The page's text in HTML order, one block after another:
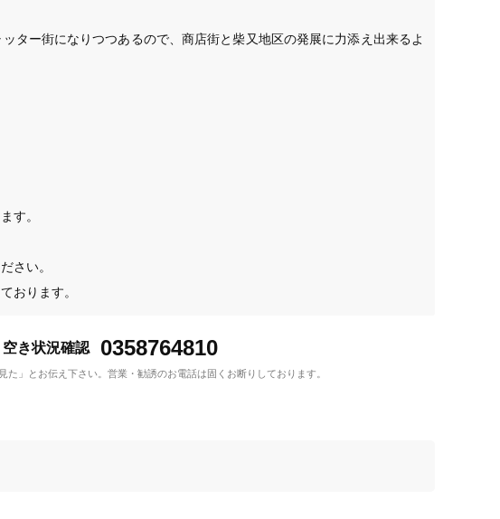
ター街になりつつあるので、商店街と柴又地区の発展に力添え出来るよ
す。
さい。
き状況確認 0358764810
た」とお伝え下さい。 営業・勧誘のお電話は固くお断りしております。